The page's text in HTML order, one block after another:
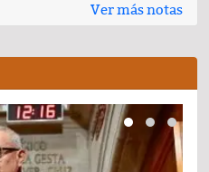
Ver más notas